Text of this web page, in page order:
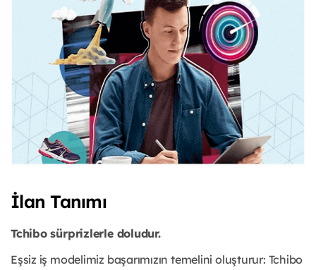
İlan Tanımı
Tchibo sürprizlerle doludur.
Eşsiz iş modelimiz başarımızın temelini oluşturur: Tchibo